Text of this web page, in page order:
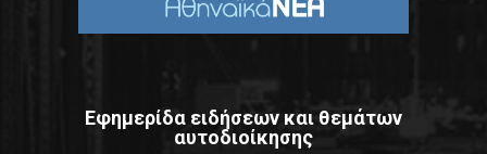
Εφημερίδα ειδήσεων και θεμάτων
αυτοδιοίκησης